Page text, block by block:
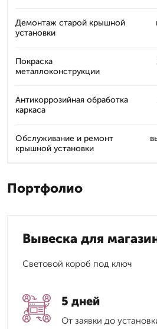
Демонтаж старой крышной
установки
Покраска
металлоконструкции
Антикоррозийная обработка
каркаса
Обслуживание и ремонт
крышной установки
Портфолио
Вывеска для
Световой короб под ключ
5 дней
От заявки до